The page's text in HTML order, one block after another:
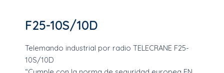
F25-10S/10D
Telemando industrial por radio TELECRANE F25-
10S/10D